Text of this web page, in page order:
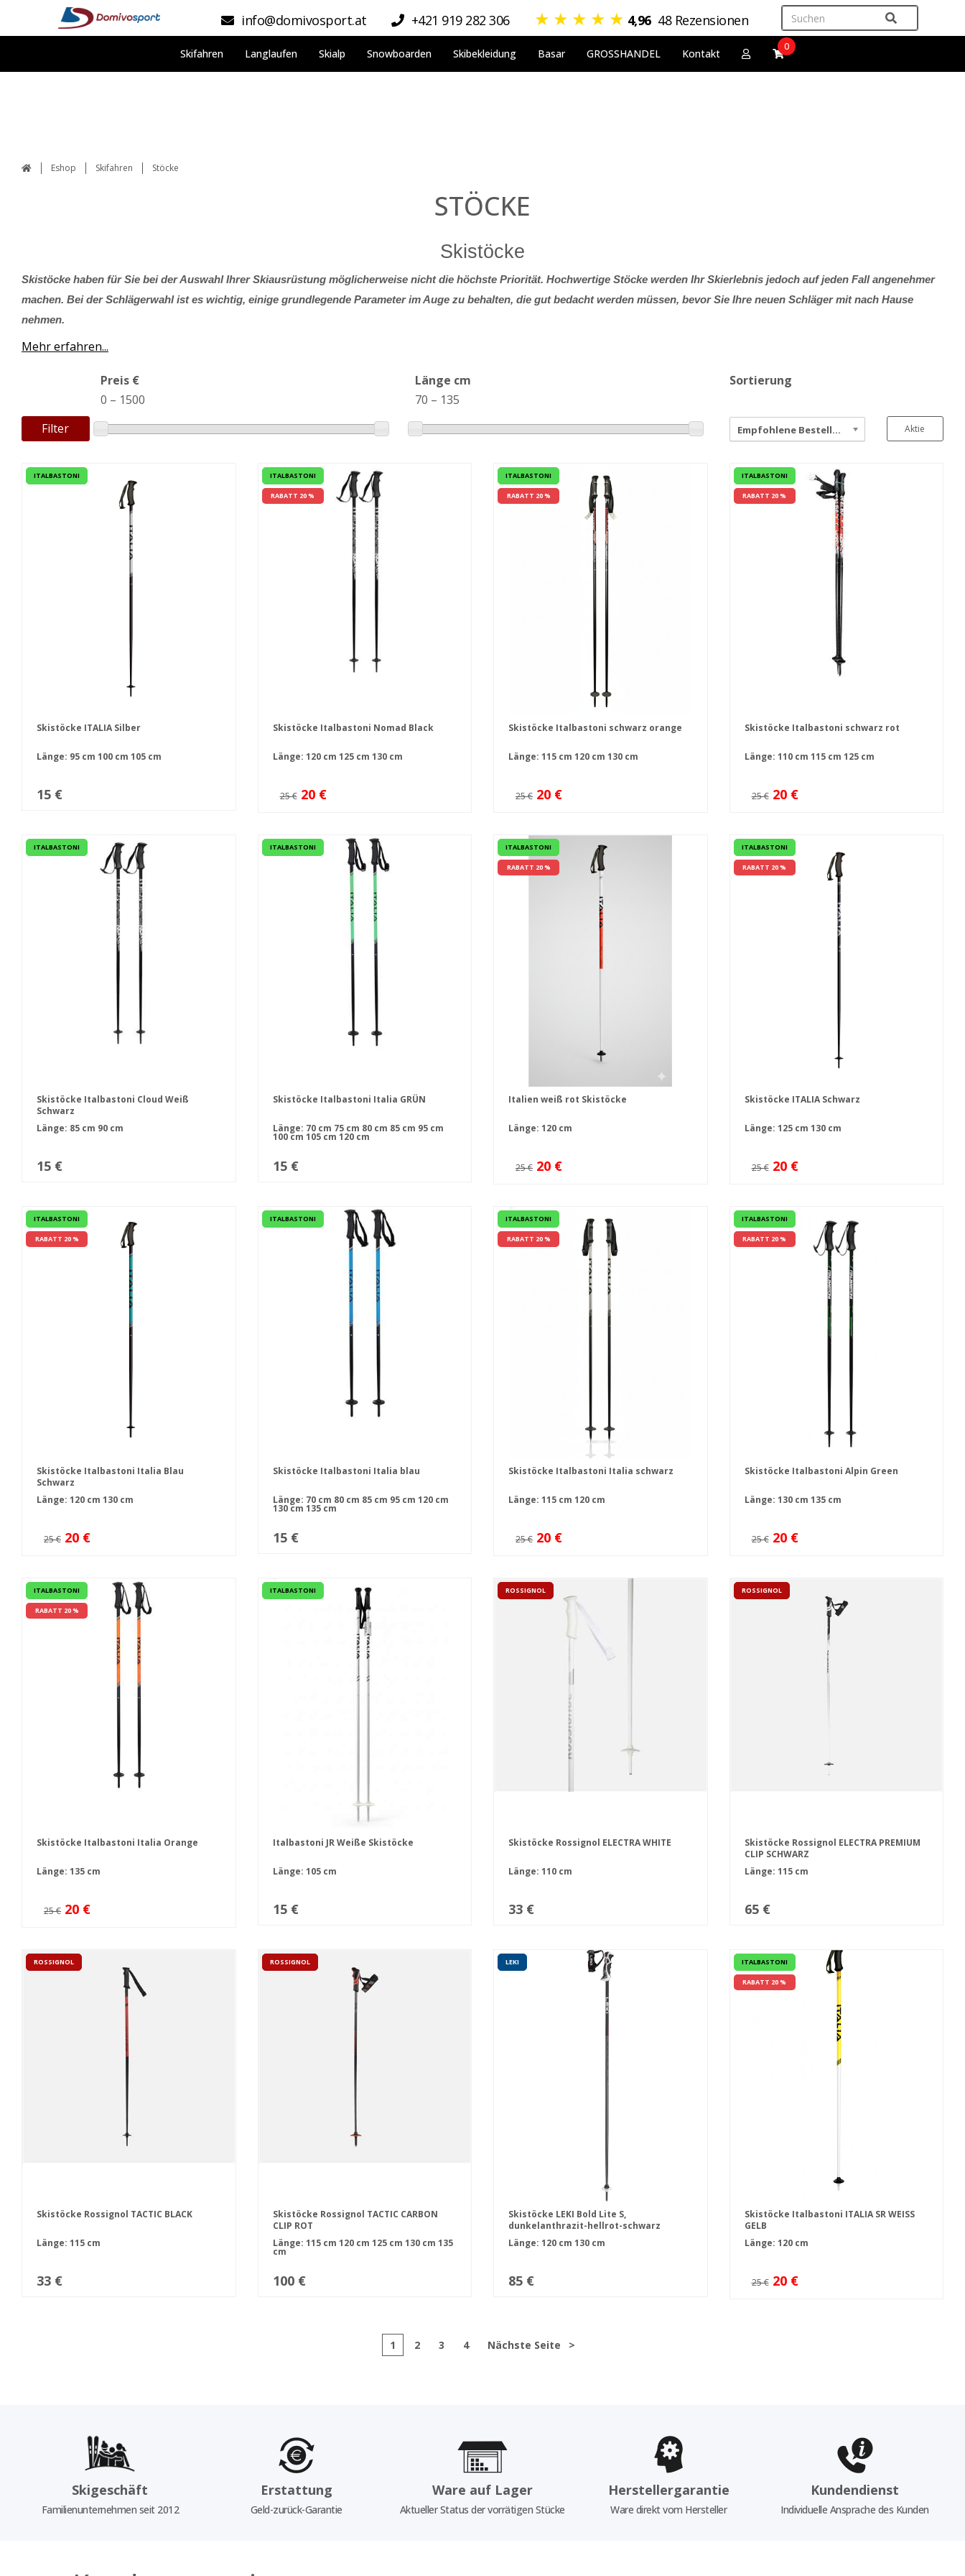
info@domivosport.at +421 919 282 306 ★ ★ ★ ★ ★ 4,96 48 Rezensionen
Skifahren Langlaufen Skialp Snowboarden Skibekleidung Basar GROSSHANDEL Kontakt
0
Eshop Skifahren Stöcke
STÖCKE
Skistöcke
Skistöcke haben für Sie bei der Auswahl Ihrer Skiausrüstung möglicherweise nicht die höchste Priorität. Hochwertige Stöcke werden Ihr Skierlebnis jedoch auf jeden Fall angenehmer
machen. Bei der Schlägerwahl ist es wichtig, einige grundlegende Parameter im Auge zu behalten, die gut bedacht werden müssen, bevor Sie Ihre neuen Schläger mit nach Hause
nehmen.
Mehr erfahren...
Filter
Preis €
0 – 1500
Länge cm
70 – 135
Sortierung
Empfohlene Bestellung Aktie
ITALBASTONI
Skistöcke ITALIA Silber
Länge: 95 cm 100 cm 105 cm
15 €
ITALBASTONI
RABATT 20 %
Skistöcke Italbastoni Nomad Black
Länge: 120 cm 125 cm 130 cm
25 € 20 €
ITALBASTONI
RABATT 20 %
Skistöcke Italbastoni schwarz orange
Länge: 115 cm 120 cm 130 cm
25 € 20 €
ITALBASTONI
RABATT 20 %
Skistöcke Italbastoni schwarz rot
Länge: 110 cm 115 cm 125 cm
25 € 20 €
ITALBASTONI
Skistöcke Italbastoni Cloud Weiß
Schwarz
Länge: 85 cm 90 cm
15 €
ITALBASTONI
Skistöcke Italbastoni Italia GRÜN
Länge: 70 cm 75 cm 80 cm 85 cm 95 cm
100 cm 105 cm 120 cm
15 €
ITALBASTONI
RABATT 20 %
Italien weiß rot Skistöcke
Länge: 120 cm
25 € 20 €
ITALBASTONI
RABATT 20 %
Skistöcke ITALIA Schwarz
Länge: 125 cm 130 cm
25 € 20 €
ITALBASTONI
RABATT 20 %
Skistöcke Italbastoni Italia Blau
Schwarz
Länge: 120 cm 130 cm
25 € 20 €
ITALBASTONI
Skistöcke Italbastoni Italia blau
Länge: 70 cm 80 cm 85 cm 95 cm 120 cm
130 cm 135 cm
15 €
ITALBASTONI
RABATT 20 %
Skistöcke Italbastoni Italia schwarz
Länge: 115 cm 120 cm
25 € 20 €
ITALBASTONI
RABATT 20 %
Skistöcke Italbastoni Alpin Green
Länge: 130 cm 135 cm
25 € 20 €
ITALBASTONI
RABATT 20 %
Skistöcke Italbastoni Italia Orange
Länge: 135 cm
25 € 20 €
ITALBASTONI
Italbastoni JR Weiße Skistöcke
Länge: 105 cm
15 €
ROSSIGNOL
Skistöcke Rossignol ELECTRA WHITE
Länge: 110 cm
33 €
ROSSIGNOL
Skistöcke Rossignol ELECTRA PREMIUM
CLIP SCHWARZ
Länge: 115 cm
65 €
ROSSIGNOL
Skistöcke Rossignol TACTIC BLACK
Länge: 115 cm
33 €
ROSSIGNOL
Skistöcke Rossignol TACTIC CARBON
CLIP ROT
Länge: 115 cm 120 cm 125 cm 130 cm 135
cm
100 €
LEKI
Skistöcke LEKI Bold Lite S,
dunkelanthrazit-hellrot-schwarz
Länge: 120 cm 130 cm
85 €
ITALBASTONI
RABATT 20 %
Skistöcke Italbastoni ITALIA SR WEISS
GELB
Länge: 120 cm
25 € 20 €
1 2 3 4 Nächste Seite >
Skigeschäft
Familienunternehmen seit 2012
Erstattung
Geld-zurück-Garantie
Ware auf Lager
Aktueller Status der vorrätigen Stücke
Herstellergarantie
Ware direkt vom Hersteller
Kundendienst
Individuelle Ansprache des Kunden